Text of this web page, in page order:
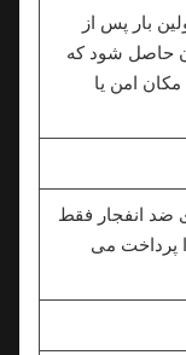
پس از
شود که
امن یا
فقط
می